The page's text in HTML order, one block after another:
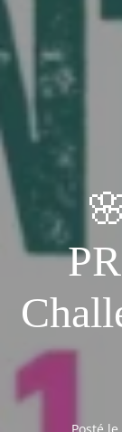
Posté le